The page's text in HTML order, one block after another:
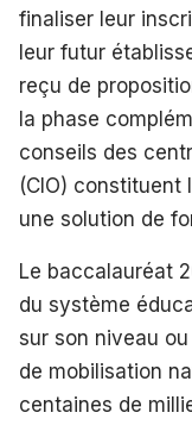
finaliser leur
leur futur
reçu de
la phase
conseils des
(CIO) constituent
une solution de
Le baccalauréat
du système
sur son niveau
de mobilisation
centaines de